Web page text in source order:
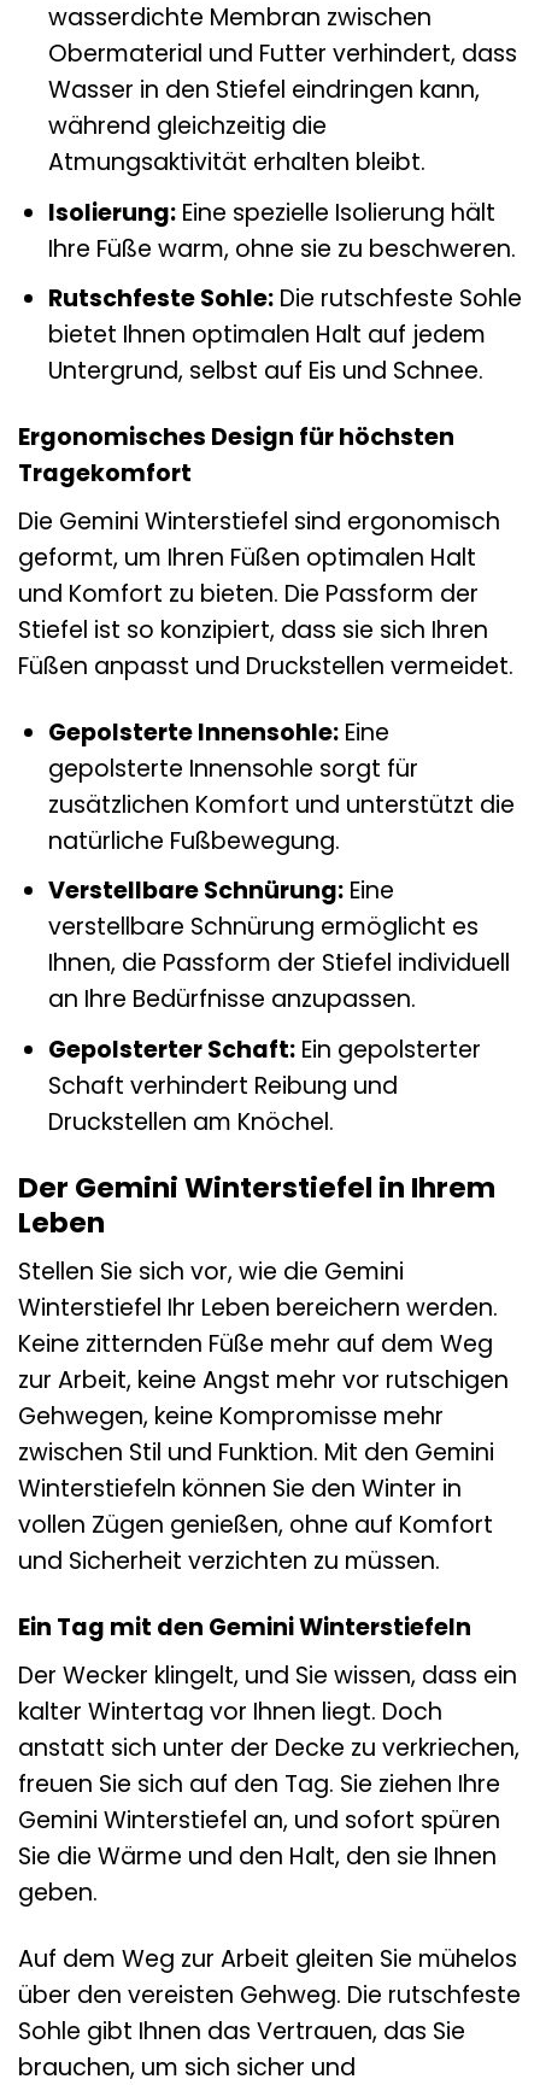
wasserdichte Membran zwischen
Obermaterial und Futter verhindert, dass
Wasser in den Stiefel eindringen kann,
während gleichzeitig die
Atmungsaktivität erhalten bleibt.
Isolierung:Eine spezielle Isolierung hält
Ihre Füße warm, ohne sie zu beschweren.
Rutschfeste Sohle:Die rutschfeste Sohle
bietet Ihnen optimalen Halt auf jedem
Untergrund, selbst auf Eis und Schnee.
Ergonomisches Design für höchsten
Tragekomfort
Die Gemini Winterstiefel sind ergonomisch
geformt, um Ihren Füßen optimalen Halt
und Komfort zu bieten. Die Passform der
Stiefel ist so konzipiert, dass sie sich Ihren
Füßen anpasst und Druckstellen vermeidet.
Gepolsterte Innensohle:Eine
gepolsterte Innensohle sorgt für
zusätzlichen Komfort und unterstützt die
natürliche Fußbewegung.
Verstellbare Schnürung:Eine
verstellbare Schnürung ermöglicht es
Ihnen, die Passform der Stiefel individuell
an Ihre Bedürfnisse anzupassen.
Gepolsterter Schaft:Ein gepolsterter
Schaft verhindert Reibung und
Druckstellen am Knöchel.
Der Gemini Winterstiefel in Ihrem
Leben
Stellen Sie sich vor, wie die Gemini
Winterstiefel Ihr Leben bereichern werden.
Keine zitternden Füße mehr auf dem Weg
zur Arbeit, keine Angst mehr vor rutschigen
Gehwegen, keine Kompromisse mehr
zwischen Stil und Funktion. Mit den Gemini
Winterstiefeln können Sie den Winter in
vollen Zügen genießen, ohne auf Komfort
und Sicherheit verzichten zu müssen.
Ein Tag mit den Gemini Winterstiefeln
Der Wecker klingelt, und Sie wissen, dass ein
kalter Wintertag vor Ihnen liegt. Doch
anstatt sich unter der Decke zu verkriechen,
freuen Sie sich auf den Tag. Sie ziehen Ihre
Gemini Winterstiefel an, und sofort spüren
Sie die Wärme und den Halt, den sie Ihnen
geben.
Auf dem Weg zur Arbeit gleiten Sie mühelos
über den vereisten Gehweg. Die rutschfeste
Sohle gibt Ihnen das Vertrauen, das Sie
brauchen, um sich sicher und